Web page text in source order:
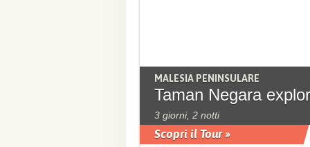
MALESIA PENINSULARE
Taman Negara
3 giorni, 2 notti
Scopri il Tour »